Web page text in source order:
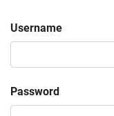
Username
Password